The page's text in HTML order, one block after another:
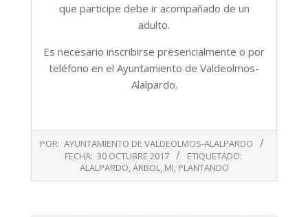
que participe debe ir acompañado de un
adulto.
Es necesario inscribirse presencialmente o por
teléfono en el Ayuntamiento de Valdeolmos-
Alalpardo.
10-
POR: AYUNTAMIENTO DE VALDEOLMOS-ALALPARDO
FECHA: 30 OCTUBRE 2017
ETIQUETADO:
ALALPARDO,ÁRBOL, MI, PLANTANDO